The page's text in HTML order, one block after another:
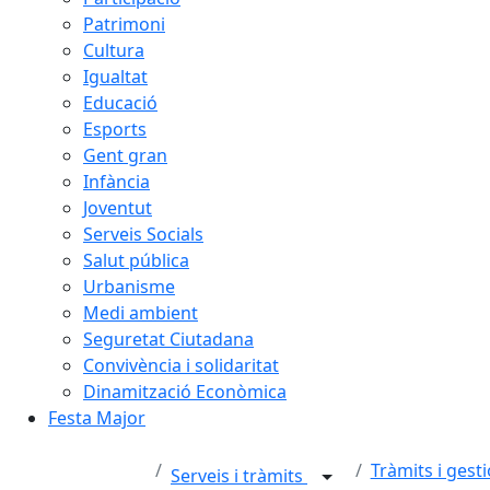
Patrimoni
Cultura
Igualtat
Educació
Esports
Gent gran
Infància
Joventut
Serveis Socials
Salut pública
Urbanisme
Medi ambient
Seguretat Ciutadana
Convivència i solidaritat
Dinamització Econòmica
Festa Major
Serveis i tràmits Tràmits i